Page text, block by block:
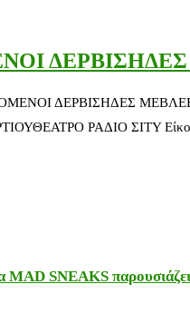
ΔΕΡΒΙΣΗΔΕΣ
ΡΑΔΙΟ ΣΙΤΥ Είκοσι
SNEAKS